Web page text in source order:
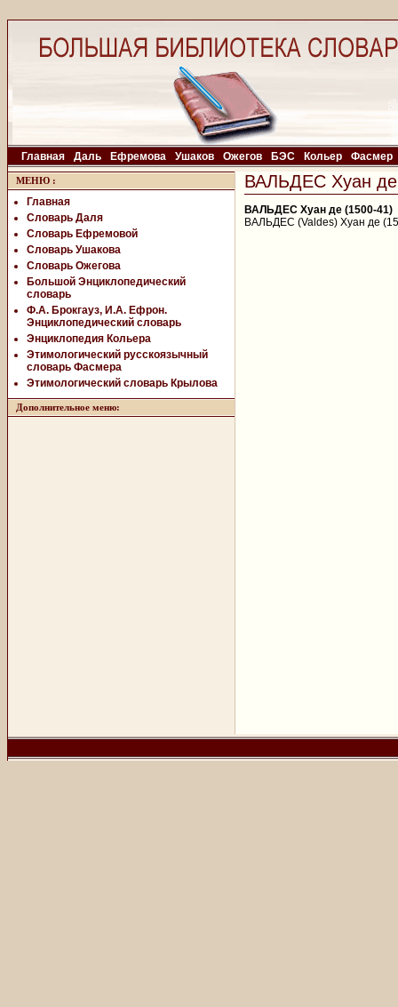
Главная Даль Ефремова Ушаков Ожегов БЭС Кольер Фасмер
МЕНЮ :
Главная
Словарь Даля
Словарь Ефремовой
Словарь Ушакова
Словарь Ожегова
Большой Энциклопедический
словарь
Ф.А. Брокгауз, И.А. Ефрон.
Энциклопедический словарь
Энциклопедия Кольера
Этимологический русскоязычный
словарь Фасмера
Этимологический словарь Крылова
Дополнительное меню:
ВАЛЬДЕС Хуан де
ВАЛЬДЕС Хуан де (1500-41)
ВАЛЬДЕС (Valdes) Хуан де